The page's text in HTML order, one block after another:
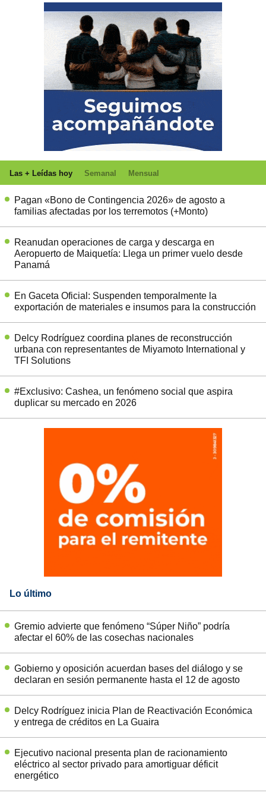
Las + Leídas hoy Semanal Mensual
Pagan «Bono de Contingencia 2026» de agosto a
familias afectadas por los terremotos (+Monto)
Reanudan operaciones de carga y descarga en
Aeropuerto de Maiquetía: Llega un primer vuelo desde
Panamá
En Gaceta Oficial: Suspenden temporalmente la
exportación de materiales e insumos para la construcción
Delcy Rodríguez coordina planes de reconstrucción
urbana con representantes de Miyamoto International y
TFI Solutions
#Exclusivo: Cashea, un fenómeno social que aspira
duplicar su mercado en 2026
Lo último
Gremio advierte que fenómeno “Súper Niño” podría
afectar el 60% de las cosechas nacionales
Gobierno y oposición acuerdan bases del diálogo y se
declaran en sesión permanente hasta el 12 de agosto
Delcy Rodríguez inicia Plan de Reactivación Económica
y entrega de créditos en La Guaira
Ejecutivo nacional presenta plan de racionamiento
eléctrico al sector privado para amortiguar déficit
energético